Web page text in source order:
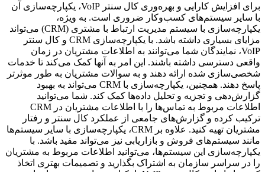
برای افزایش کارایی و بهره‌وری کال سنتر VoIP، یکپارچه‌سازی آن
با سایر سیستم‌های کسب‌وکار ضروری است. به ویژه،
یکپارچه‌سازی با سیستم مدیریت ارتباط با مشتری (CRM) می‌تواند
مزایای بسیاری داشته باشد. با یکپارچه‌سازی CRM و کال سنتر
VoIP، نمایندگان شما می‌توانند به اطلاعات مشتریان در زمان
واقعی دسترسی داشته باشند. این امر به آنها کمک می‌کند تا خدمات
شخصی‌سازی شده ارائه دهند و به سوالات مشتریان به طور موثرتر
پاسخ دهند. همچنین، یکپارچه‌سازی با CRM می‌تواند به بهبود
گزارش‌دهی و تجزیه و تحلیل داده‌ها کمک کند. شما می‌توانید
اطلاعات مربوط به تماس‌ها را با اطلاعات مشتریان در CRM
ترکیب کرده و گزارش‌های جامعی از عملکرد کال سنتر و رفتار
مشتریان تهیه کنید. علاوه بر CRM، یکپارچه‌سازی با سایر سیستم‌ها
مانند سیستم‌های فروش و بازاریابی نیز می‌تواند مفید باشد. با
یکپارچه‌سازی این سیستم‌ها، می‌توانید اطلاعات مربوط به مشتریان
را در سراسر سازمان به اشتراک بگذارید و تصمیمات بهتری اتخاذ